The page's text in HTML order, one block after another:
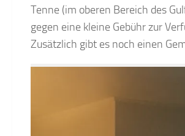
Tenne (im oberen Bereich des
gegen eine kleine Gebühr zur
Zusätzlich gibt es noch einen